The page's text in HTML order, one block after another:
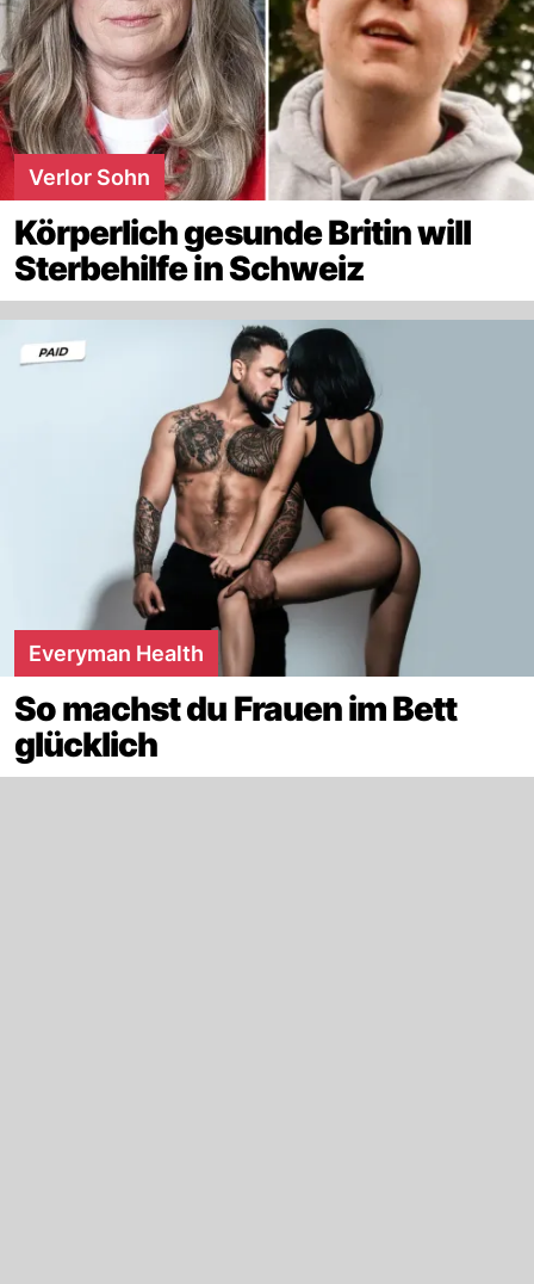
Verlor Sohn
Körperlich gesunde Britin will
Sterbehilfe in Schweiz
Everyman Health
So machst du Frauen im Bett
glücklich